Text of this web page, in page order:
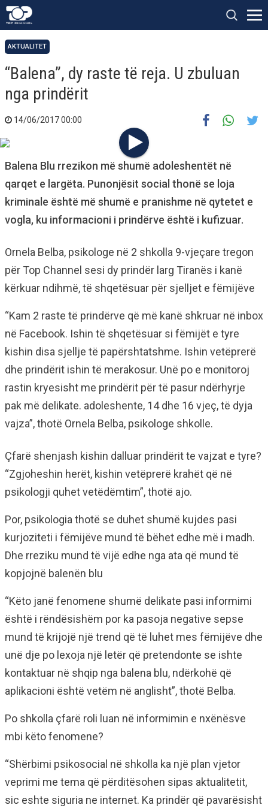
AKTUALITET
“Balena”, dy raste të reja. U zbuluan
nga prindërit
14/06/2017 00:00
Balena Blu rrezikon më shumë adoleshentët në
qarqet e largëta. Punonjësit social thonë se loja
kriminale është më shumë e pranishme në qytetet e
vogla, ku informacioni i prindërve është i kufizuar.
Ornela Belba, psikologe në 2 shkolla 9-vjeçare tregon
për Top Channel sesi dy prindër larg Tiranës i kanë
kërkuar ndihmë, të shqetësuar për sjelljet e fëmijëve
“Kam 2 raste të prindërve që më kanë shkruar në inbox
në Facebook. Ishin të shqetësuar si fëmijët e tyre
kishin disa sjellje të papërshtatshme. Ishin vetëprerë
dhe prindërit ishin të merakosur. Unë po e monitoroj
rastin kryesisht me prindërit për të pasur ndërhyrje
pak më delikate. adoleshente, 14 dhe 16 vjeç, të dyja
vajza”, thotë Ornela Belba, psikologe shkolle.
Çfarë shenjash kishin dalluar prindërit te vajzat e tyre?
“Zgjoheshin herët, kishin vetëprerë krahët që në
psikologji quhet vetëdëmtim”, thotë ajo.
Por, psikologia thotë se duhet shumë kujdes pasi
kurjoziteti i fëmijëve mund të bëhet edhe më i madh.
Dhe rreziku mund të vijë edhe nga ata që mund të
kopjojnë balenën blu
“Këto janë fenomene shumë delikate pasi informimi
është i rëndësishëm por ka pasoja negative sepse
mund të krijojë një trend që të luhet mes fëmijëve dhe
unë dje po lexoja një letër që pretendonte se ishte
kontaktuar në shqip nga balena blu, ndërkohë që
aplikacioni është vetëm në anglisht”, thotë Belba.
Po shkolla çfarë roli luan në informimin e nxënësve
mbi këto fenomene?
“Shërbimi psikosocial në shkolla ka një plan vjetor
veprimi me tema që përditësohen sipas aktualitetit,
sic eshte siguria ne internet. Ka prindër që pavarësisht